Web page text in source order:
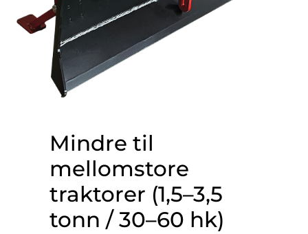
Mindre til
mellomstore
traktorer (1,5–3,5
tonn / 30–60 hk)